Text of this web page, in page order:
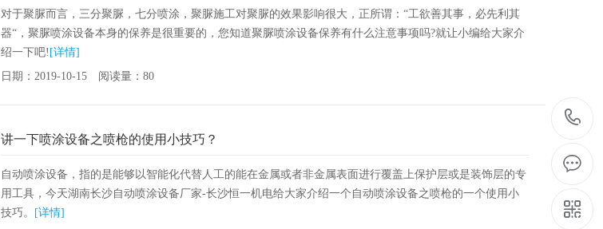
对于聚脲而言，三分聚脲，七分喷涂，聚脲施工对聚脲的效果影响很大，正所谓：“工欲善其事，必先利其
器“，聚脲喷涂设备本身的保养是很重要的，您知道聚脲喷涂设备保养有什么注意事项吗?就让小编给大家介
绍一下吧! [详情]
日期：2019-10-15 阅读量：80
讲一下喷涂设备之喷枪的使用小技巧？
自动喷涂设备，指的是能够以智能化代替人工的能在金属或者非金属表面进行覆盖上保护层或是装饰层的专
用工具，今天湖南长沙自动喷涂设备厂家-长沙恒一机电给大家介绍一个自动喷涂设备之喷枪的一个使用小
技巧。
[详情]